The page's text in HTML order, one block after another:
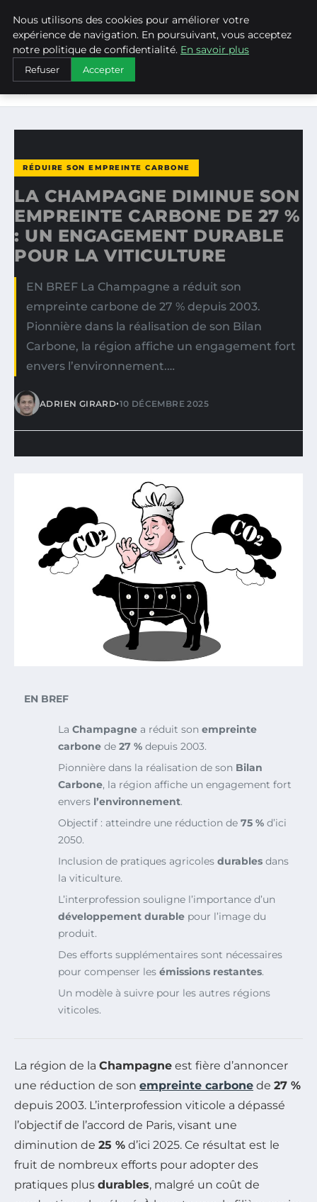
WEARECLIMATECONTROL
ACCUEIL
RÉDUIRE SON EMPREINTE CARBONE
LA CHAMPAGNE DIMINUE SON EMPREINTE CARBONE DE 27
RÉDUIRE SON EMPREINTE CARBONE
LA CHAMPAGNE DIMINUE SON
EMPREINTE CARBONE DE 27 %
: UN ENGAGEMENT DURABLE
POUR LA VITICULTURE
EN BREF La Champagne a réduit son
empreinte carbone de 27 % depuis 2003.
Pionnière dans la réalisation de son Bilan
Carbone, la région affiche un engagement fort
envers l’environnement.…
ADRIEN GIRARD•10 DÉCEMBRE 2025
EN BREF
La Champagne a réduit son empreinte
carbone de 27 % depuis 2003.
Pionnière dans la réalisation de son Bilan
Carbone, la région affiche un engagement fort
envers l’environnement.
Objectif : atteindre une réduction de 75 % d’ici
2050.
Inclusion de pratiques agricoles durables dans
la viticulture.
L’interprofession souligne l’importance d’un
développement durable pour l’image du
produit.
Des efforts supplémentaires sont nécessaires
pour compenser les émissions restantes.
Un modèle à suivre pour les autres régions
viticoles.
La région de la Champagne est fière d’annoncer
une réduction de son empreinte carbone de 27 %
depuis 2003. L’interprofession viticole a dépassé
l’objectif de l’accord de Paris, visant une
diminution de 25 % d’ici 2025. Ce résultat est le
fruit de nombreux efforts pour adopter des
pratiques plus durables, malgré un coût de
Nous utilisons des cookies pour améliorer votre
expérience de navigation. En poursuivant, vous acceptez
notre politique de confidentialité. En savoir plus
Refuser Accepter